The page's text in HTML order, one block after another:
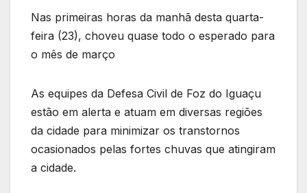
Nas primeiras horas da manhã desta quarta-
feira (23), choveu quase todo o esperado para
o mês de março
As equipes da Defesa Civil de Foz do Iguaçu
estão em alerta e atuam em diversas regiões
da cidade para minimizar os transtornos
ocasionados pelas fortes chuvas que atingiram
a cidade.